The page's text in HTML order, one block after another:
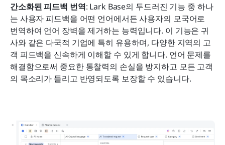
간소화된 피드백 번역: Lark Base의 두드러진 기능 중 하나
는 사용자 피드백을 어떤 언어에서든 사용자의 모국어로
번역하여 언어 장벽을 제거하는 능력입니다. 이 기능은 귀
사와 같은 다국적 기업에 특히 유용하며, 다양한 지역의 고
객 피드백을 신속하게 이해할 수 있게 합니다. 언어 문제를
해결함으로써 중요한 통찰력의 손실을 방지하고 모든 고객
의 목소리가 들리고 반영되도록 보장할 수 있습니다.